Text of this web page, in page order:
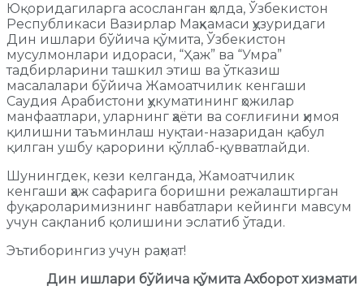
Юқоридагиларга асосланган ҳолда, Ўзбекистон
Республикаси Вазирлар Маҳкамаси ҳузуридаги
Дин ишлари бўйича қўмита, Ўзбекистон
мусулмонлари идораси, “Ҳаж” ва “Умра”
тадбирларини ташкил этиш ва ўтказиш
масалалари бўйича Жамоатчилик кенгаши
Саудия Арабистони ҳукуматининг ҳожилар
манфаатлари, уларнинг ҳаёти ва соғлиғини ҳимоя
қилишни таъминлаш нуқтаи-назаридан қабул
қилган ушбу қарорини қўллаб-қувватлайди.
Шунингдек, кези келганда, Жамоатчилик
кенгаши ҳаж сафарига боришни режалаштирган
фуқароларимизнинг навбатлари кейинги мавсум
учун сақланиб қолишини эслатиб ўтади.
Эътиборингиз учун раҳмат!
Дин ишлари бўйича қўмита Ахборот хизмати